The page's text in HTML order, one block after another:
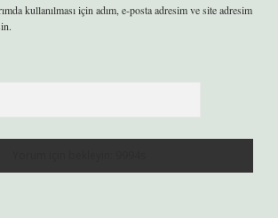
kullanılması için adım, e-posta adresim ve site adresim